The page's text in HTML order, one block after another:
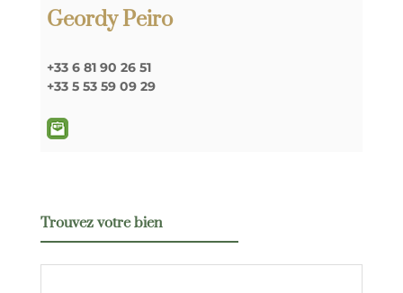
Geordy Peiro
+33 6 81 90 26 51
+33 5 53 59 09 29
Trouvez votre bien